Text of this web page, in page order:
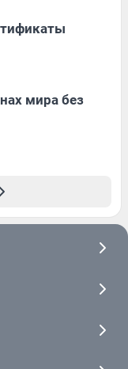
мира без